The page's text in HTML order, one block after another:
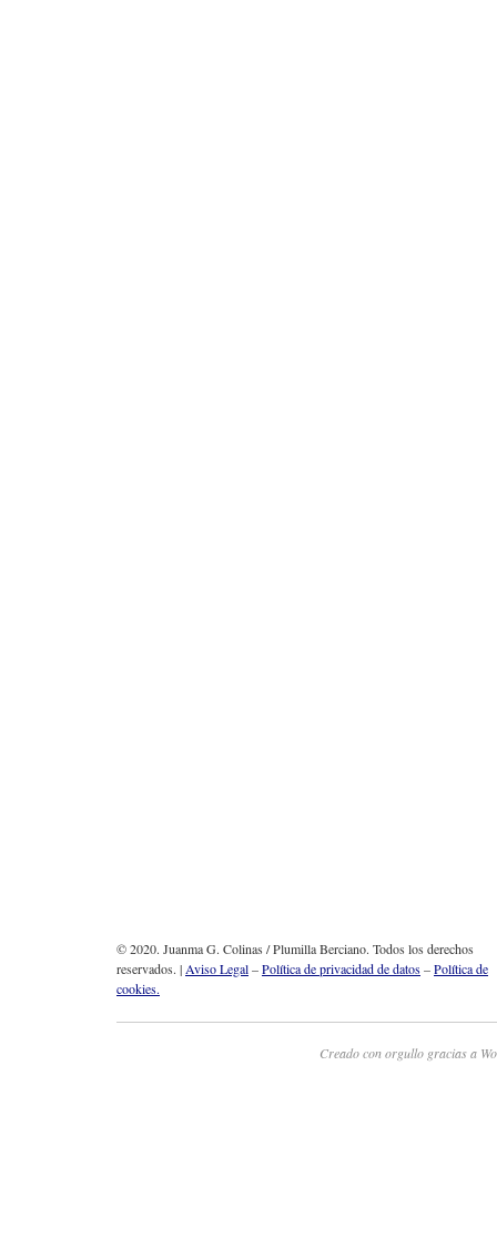
© 2020. Juanma G. Colinas / Plumilla Berciano. Todos los derechos
reservados. |Aviso Legal–Política de privacidad de datos–Política de
cookies.
Creado con orgullo gracias a